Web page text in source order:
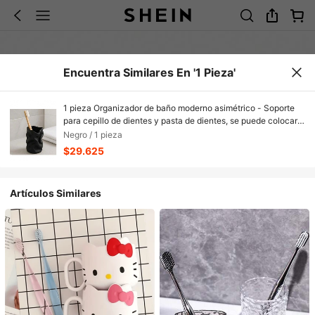
Encuentra Similares En '1 Pieza'
1 pieza Organizador de baño moderno asimétrico - Soporte
para cepillo de dientes y pasta de dientes, se puede colocar
en el mostrador o el tocador, soporte para cepillo de dientes
negro higiénico y elegante, sin necesidad de montaje,
material de plástico duradero
Negro / 1 pieza
$29.625
Artículos Similares